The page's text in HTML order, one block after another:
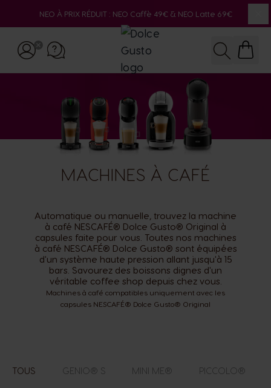
NEO À PRIX RÉDUIT : NEO Caffè 49€ & NEO Latte 69€
MACHINES À CAFÉ
Automatique ou manuelle, trouvez la machine
à café NESCAFÉ® Dolce Gusto® Original à
capsules faite pour vous. Toutes nos machines
à café NESCAFÉ® Dolce Gusto® sont équipées
d'un système haute pression allant jusqu'à 15
bars. Savourez des boissons dignes d'un
véritable coffee shop depuis chez vous.
Machines à café compatibles uniquement avec les
capsules NESCAFÉ® Dolce Gusto® Original
TOUS GENIO® S MINI ME® PICCOLO®